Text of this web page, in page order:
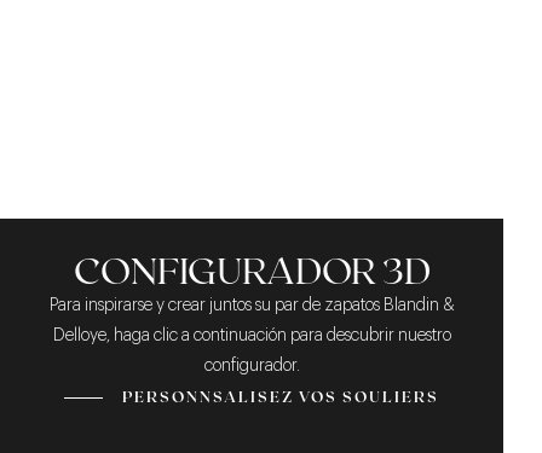
EL EXTREMO PARTIDO
PÁTINA DE TABACO A
ACABADOS DE ALTA
CONFIGURADOR 3D
Para inspirarse y crear juntos su par de zapatos Blandin &
Delloye, haga clic a continuación para descubrir nuestro
configurador.
PERSONNSALISEZ VOS SOULIERS